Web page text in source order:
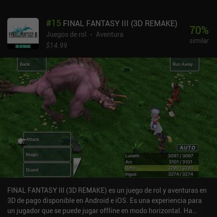
tienen una cantidad increíble de planes para el futuro, incluyendo
un modo PvP de arena, un modo sin fin, muchos más eventos, e
incluso un editor de juego que permitirá a la comunidad crear sus
compleja interfaz de usuario, que, en combinación con la
abrumadora cantidad de sistemas y características que están
todas disponibles desde el principio, hace que sea difícil
adentrarse en el juego. Tampoco hay guardado automático, lo que
puede ser una bendición o una maldición según se mire. Grim
Wanderings 2 se monetiza a través de anuncios ocasionales y un
límite de 60 minutos diarios de juego, todo lo cual se puede
eliminar a través de un único iAP de 2,99 $.Si estás dispuesto a
dedicar el tiempo que se necesita para entender completamente el
juego, puede proporcionar una de las experiencias RPG por turnos
más profundas y únicas en móviles.
#15 FINAL FANTASY III (3D REMAKE)
Juegos de rol
Aventura
$14.99
70%
similar
FINAL FANTASY III (3D REMAKE) es un juego de rol y aventuras en
3D de pago disponible en Android e iOS. Es una experiencia para
un jugador que se puede jugar offline en modo horizontal. Ha